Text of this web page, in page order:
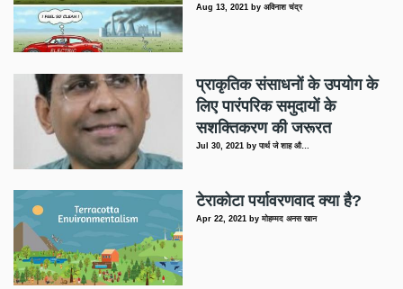
Aug 13, 2021 byअविनाश चंद्र
प्राकृतिक संसाधनों के उपयोग के
लिए पारंपरिक समुदायों के
सशक्तिकरण की जरूरत
Jul 30, 2021 byपार्थ जे शाह औ…
टेराकोटा पर्यावरणवाद क्या है?
Apr 22, 2021 byमोहम्मद अनस खान